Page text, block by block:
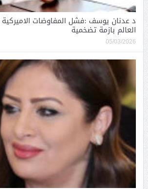
د عدنان يوسف :فشل المفاوضات الاميركية
العالم بازمة تضخمية
05/03/2026